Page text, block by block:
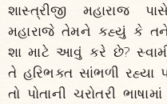
શાસ્ત્રીજી મહારાજ
મહારાજે તેમને કહ્યું કે
શા માટે આવું કરે છે?
તે હરિભક્ત સાંભળી રહ્યા
તો પોતાની ચરોતરી